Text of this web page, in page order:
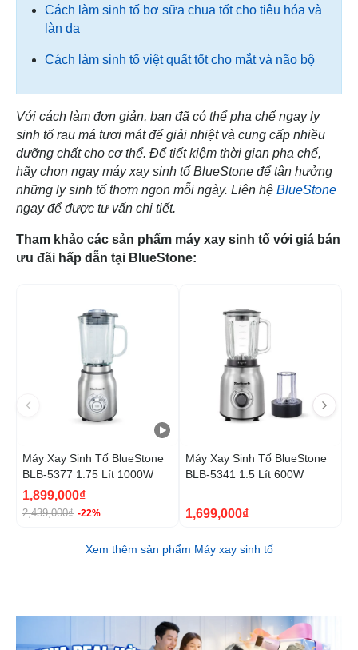
Cách làm sinh tố bơ sữa chua tốt cho tiêu hóa và
làn da
Cách làm sinh tố việt quất tốt cho mắt và não bộ
Với cách làm đơn giản, bạn đã có thể pha chế ngay ly
sinh tố rau má tươi mát để giải nhiệt và cung cấp nhiều
dưỡng chất cho cơ thể. Để tiết kiệm thời gian pha chế,
hãy chọn ngay máy xay sinh tố BlueStone để tận hưởng
những ly sinh tố thơm ngon mỗi ngày. Liên hệ BlueStone
ngay để được tư vấn chi tiết.
Tham khảo các sản phẩm máy xay sinh tố với giá bán
ưu đãi hấp dẫn tại BlueStone:
Máy Xay Sinh Tố BlueStone
BLB-5377 1.75 Lít 1000W
1,899,000₫
2,439,000₫ -22%
Máy Xay Sinh Tố BlueStone
BLB-5341 1.5 Lít 600W
1,699,000₫
Xem thêm sản phẩm Máy xay sinh tố